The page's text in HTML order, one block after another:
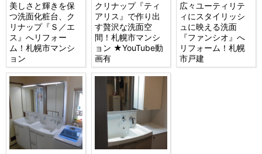
美しさと輝きを保
つ洗面化粧台、ク
リナップ『Ｓ／エ
ス』へリフォー
ム！札幌市マンシ
ョン
クリナップ『ティ
アリス』で作り出
す贅沢な洗面空
間！札幌市マンシ
ョン ★YouTube動
画有
広々ユーティリテ
ィにスタイリッシ
ュに映える洗面
『ファンシオ』へ
リフォーム！札幌
市戸建